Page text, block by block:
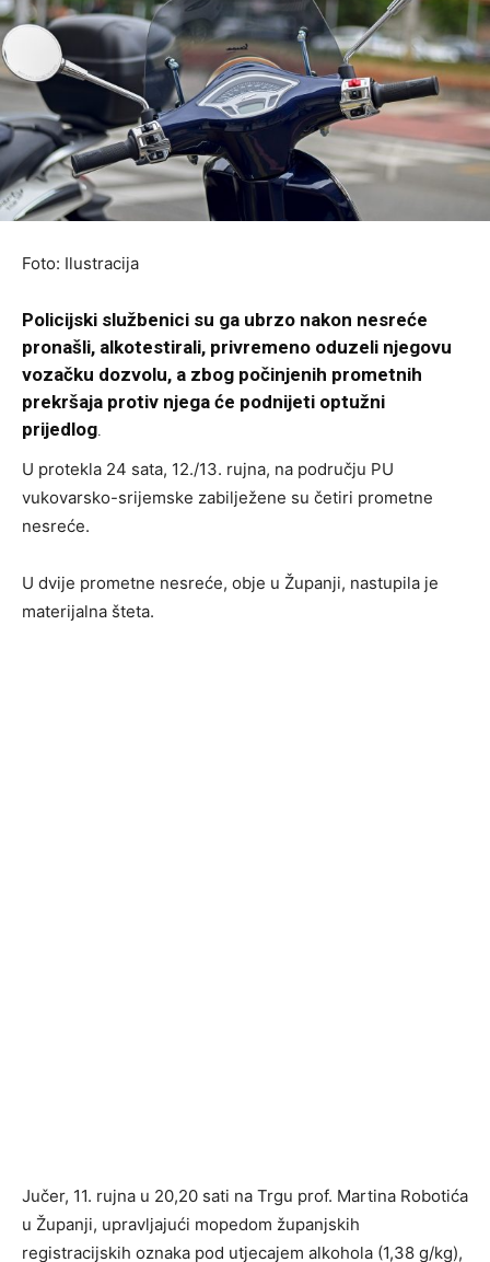
Foto: Ilustracija
Policijski službenici su ga ubrzo nakon nesreće
pronašli, alkotestirali, privremeno oduzeli njegovu
vozačku dozvolu, a zbog počinjenih prometnih
prekršaja protiv njega će podnijeti optužni
prijedlog.
U protekla 24 sata, 12./13. rujna, na području PU
vukovarsko-srijemske zabilježene su četiri prometne
nesreće.
U dvije prometne nesreće, obje u Županji, nastupila je
materijalna šteta.
Jučer, 11. rujna u 20,20 sati na Trgu prof. Martina Robotića
u Županji, upravljajući mopedom županjskih
registracijskih oznaka pod utjecajem alkohola (1,38 g/kg),